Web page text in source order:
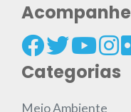
Acompanhe
Categorias
Meio Ambiente